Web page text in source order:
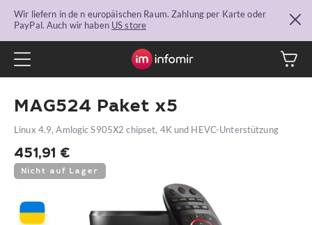
Wir liefern in de n europäischen Raum. Zahlung per Karte oder
PayPal. Auch wir haben US store
MAG524 Paket x5
Linux 4.9, Amlogic S905X2 chipset, 4K und HEVC-Unterstützung
451,91 €
Nicht auf Lager